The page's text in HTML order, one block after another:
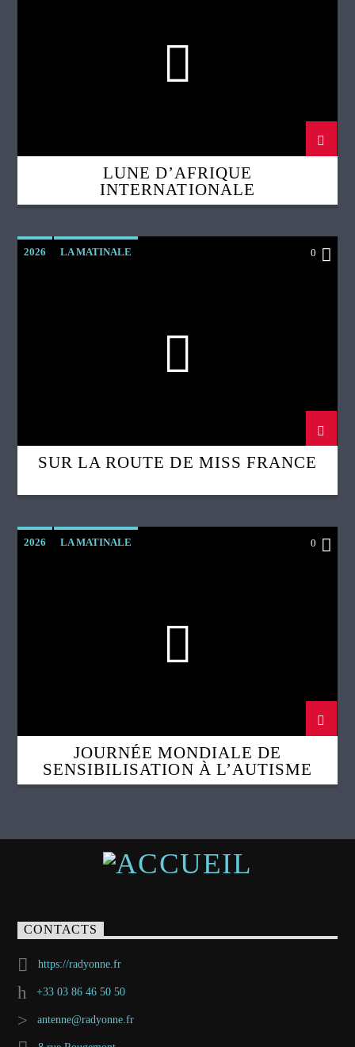
LUNE D’AFRIQUE
INTERNATIONALE
2026 LA MATINALE 0
SUR LA ROUTE DE MISS FRANCE
2026 LA MATINALE 0
JOURNÉE MONDIALE DE
SENSIBILISATION À L’AUTISME
CONTACTS
https://radyonne.fr
+33 03 86 46 50 50
antenne@radyonne.fr